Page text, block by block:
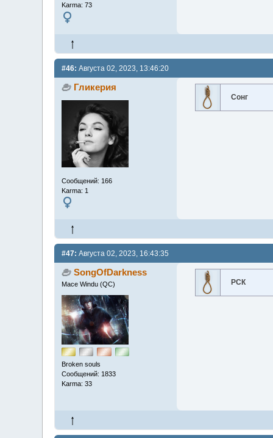
Karma: 73
#46: Августа 02, 2023, 13:46:20
Гликерия
Сообщений: 166
Karma: 1
Сонг
#47: Августа 02, 2023, 16:43:35
SongOfDarkness
Mace Windu (QC)
Broken souls
Сообщений: 1833
Karma: 33
РСК